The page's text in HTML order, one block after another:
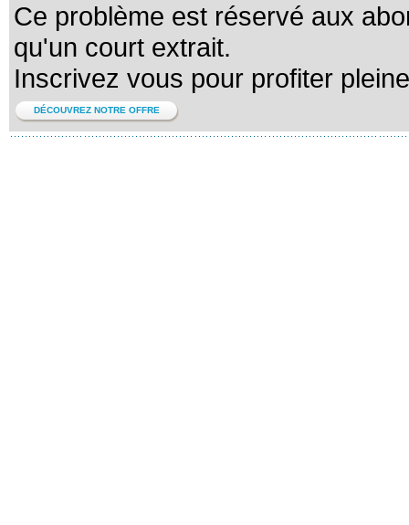
Ce problème est réservé aux
qu'un court extrait.
Inscrivez vous pour profiter
DÉCOUVREZ NOTRE OFFRE